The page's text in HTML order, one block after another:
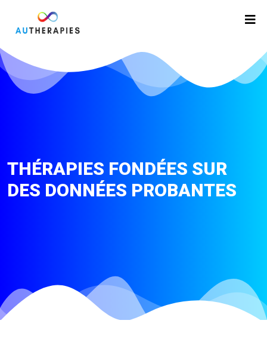
THÉRAPIES FONDÉES SUR
DES DONNÉES PROBANTES